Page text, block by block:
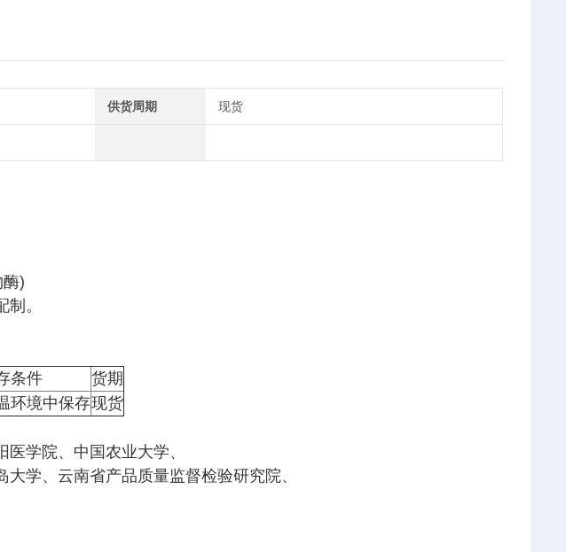
供货周期 现货
)
。
条件
货期
环境中保存现货
学院、中国农业大学、
学、云南省产品质量监督检验研究院、